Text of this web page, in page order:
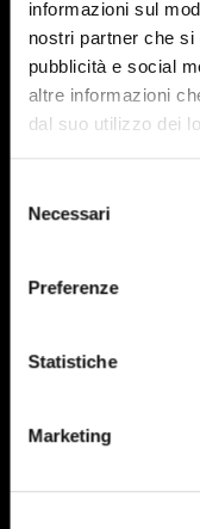
informazioni sul
nostri partner che
pubblicità e social
altre informazioni
dal suo utilizzo dei
delNecessari
Preferenze
Statistiche
Marketing
900
901
905
906
915
925
940